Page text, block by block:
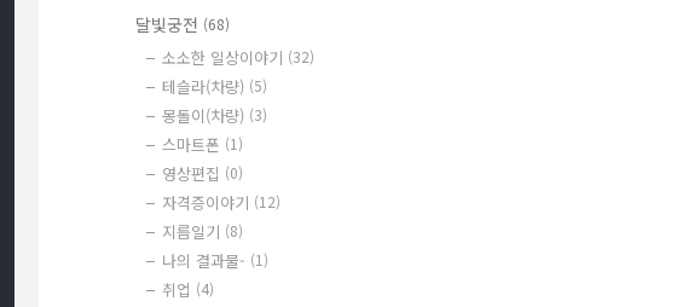
달빛궁전 (68)
소소한 일상이야기 (32)
테슬라(차량) (5)
몽돌이(차량) (3)
스마트폰 (1)
영상편집 (0)
자격증이야기 (12)
지름일기 (8)
나의 결과물- (1)
취업 (4)